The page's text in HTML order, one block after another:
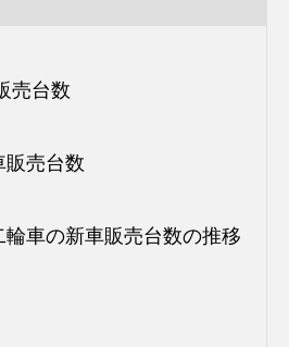
売台数
売台数
輪車の新車販売台数の推移